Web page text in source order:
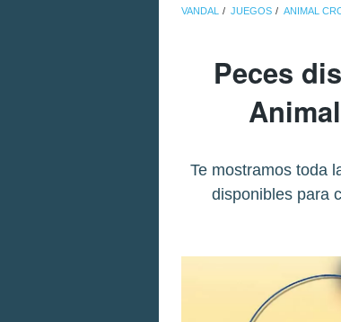
VANDAL JUEGOS ANIMAL
Peces
Te mostramos toda
disponibles para